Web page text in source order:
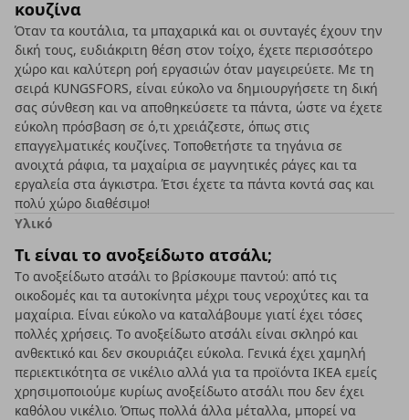
κουζίνα
Όταν τα κουτάλια, τα μπαχαρικά και οι συνταγές έχουν την
δική τους, ευδιάκριτη θέση στον τοίχο, έχετε περισσότερο
χώρο και καλύτερη ροή εργασιών όταν μαγειρεύετε. Με τη
σειρά KUNGSFORS, είναι εύκολο να δημιουργήσετε τη δική
σας σύνθεση και να αποθηκεύσετε τα πάντα, ώστε να έχετε
εύκολη πρόσβαση σε ό,τι χρειάζεστε, όπως στις
επαγγελματικές κουζίνες. Τοποθετήστε τα τηγάνια σε
ανοιχτά ράφια, τα μαχαίρια σε μαγνητικές ράγες και τα
εργαλεία στα άγκιστρα. Έτσι έχετε τα πάντα κοντά σας και
πολύ χώρο διαθέσιμο!
Υλικό
Τι είναι το ανοξείδωτο ατσάλι;
Το ανοξείδωτο ατσάλι το βρίσκουμε παντού: από τις
οικοδομές και τα αυτοκίνητα μέχρι τους νεροχύτες και τα
μαχαίρια. Είναι εύκολο να καταλάβουμε γιατί έχει τόσες
πολλές χρήσεις. Το ανοξείδωτο ατσάλι είναι σκληρό και
ανθεκτικό και δεν σκουριάζει εύκολα. Γενικά έχει χαμηλή
περιεκτικότητα σε νικέλιο αλλά για τα προϊόντα ΙΚΕΑ εμείς
χρησιμοποιούμε κυρίως ανοξείδωτο ατσάλι που δεν έχει
καθόλου νικέλιο. Όπως πολλά άλλα μέταλλα, μπορεί να